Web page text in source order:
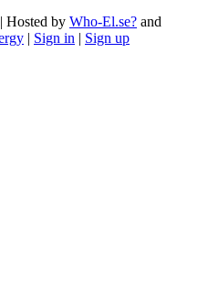
by Who-El.se? and
| Sign in | Sign up